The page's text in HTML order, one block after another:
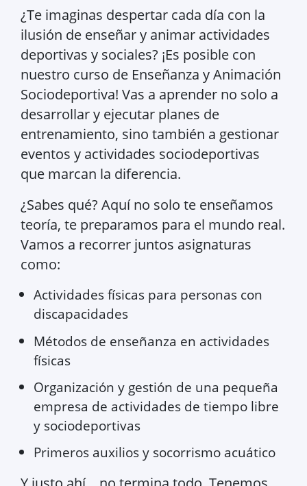
¿Te imaginas despertar cada día con la
ilusión de enseñar y animar actividades
deportivas y sociales? ¡Es posible con
nuestro curso de Enseñanza y Animación
Sociodeportiva! Vas a aprender no solo a
desarrollar y ejecutar planes de
entrenamiento, sino también a gestionar
eventos y actividades sociodeportivas
que marcan la diferencia.
¿Sabes qué? Aquí no solo te enseñamos
teoría, te preparamos para el mundo real.
Vamos a recorrer juntos asignaturas
como:
Actividades físicas para personas con
discapacidades
Métodos de enseñanza en actividades
físicas
Organización y gestión de una pequeña
empresa de actividades de tiempo libre
y sociodeportivas
Primeros auxilios y socorrismo acuático